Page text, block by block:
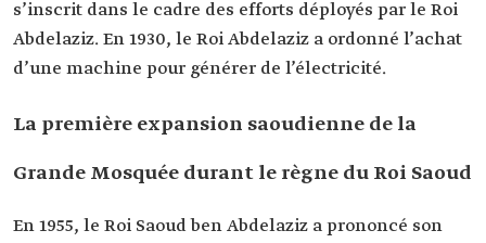
s’inscrit dans le cadre des efforts déployés par le Roi
Abdelaziz. En 1930, le Roi Abdelaziz a ordonné l’achat
d’une machine pour générer de l’électricité.
La première expansion saoudienne de la
Grande Mosquée durant le règne du Roi Saoud
En 1955, le Roi Saoud ben Abdelaziz a prononcé son